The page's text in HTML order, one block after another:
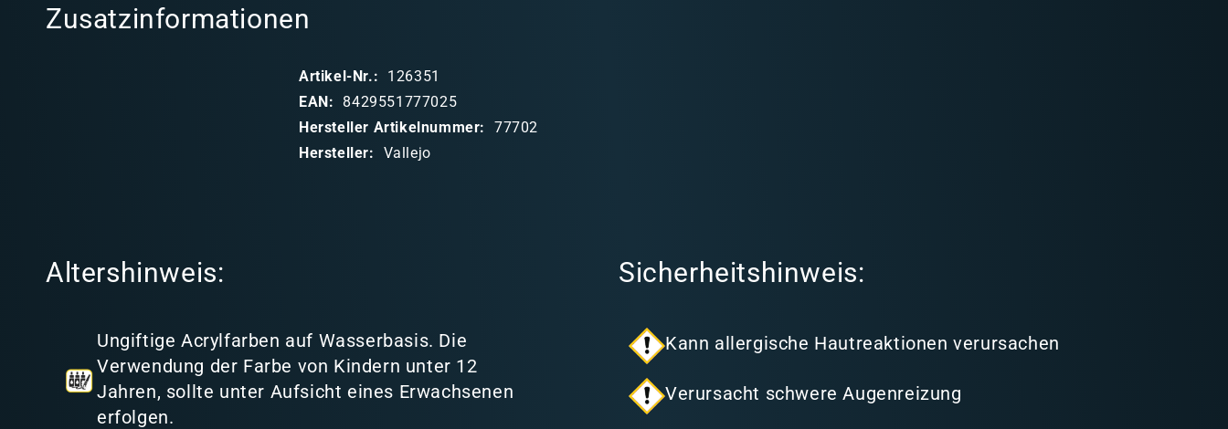
a
n
Zusatzinformationen
Artikel-Nr.:
126351
EAN:
8429551777025
Hersteller Artikelnummer:
77702
Hersteller:
Vallejo
Altershinweis: Sicherheitshinweis:
Ungiftige Acrylfarben auf Wasserbasis. Die
Verwendung der Farbe von Kindern unter 12
Jahren, sollte unter Aufsicht eines Erwachsenen
erfolgen.
Kann allergische Hautreaktionen verursachen
Verursacht schwere Augenreizung